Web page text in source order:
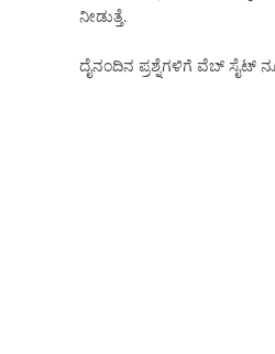
ನೀಡುತ್ತೆ.
ದೈನಂದಿನ ಪ್ರಶ್ನೆಗಳಿಗೆ ವೆಬ್ ಸೈಟ್